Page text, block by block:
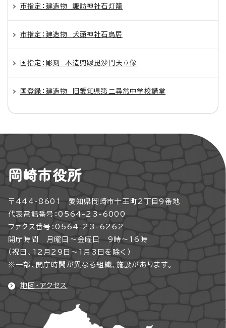
市指定：建造物 諏訪神社石灯籠
市指定：建造物 犬頭神社石鳥居
国指定：彫刻 木造兜跋毘沙門天立像
国登録：建造物 旧愛知県第二尋常中学校講堂
岡崎市役所
〒444-8601 愛知県岡崎市十王町2丁目9番地
代表電話番号：0564-23-6000
ファクス番号：0564-23-6262
開庁時間 月曜日～金曜日 9時～16時
（祝日、12月29日～1月3日を除く）
※一部、開庁時間が異なる組織、施設があります。
地図・アクセス